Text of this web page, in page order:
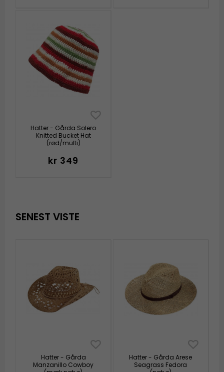
Hatter - Gårda Solero
Knitted Bucket Hat
(rød/multi)
kr 349
SENEST VISTE
Hatter - Gårda
Manzanillo Cowboy
Hatter - Gårda Arese
Seagrass Fedora